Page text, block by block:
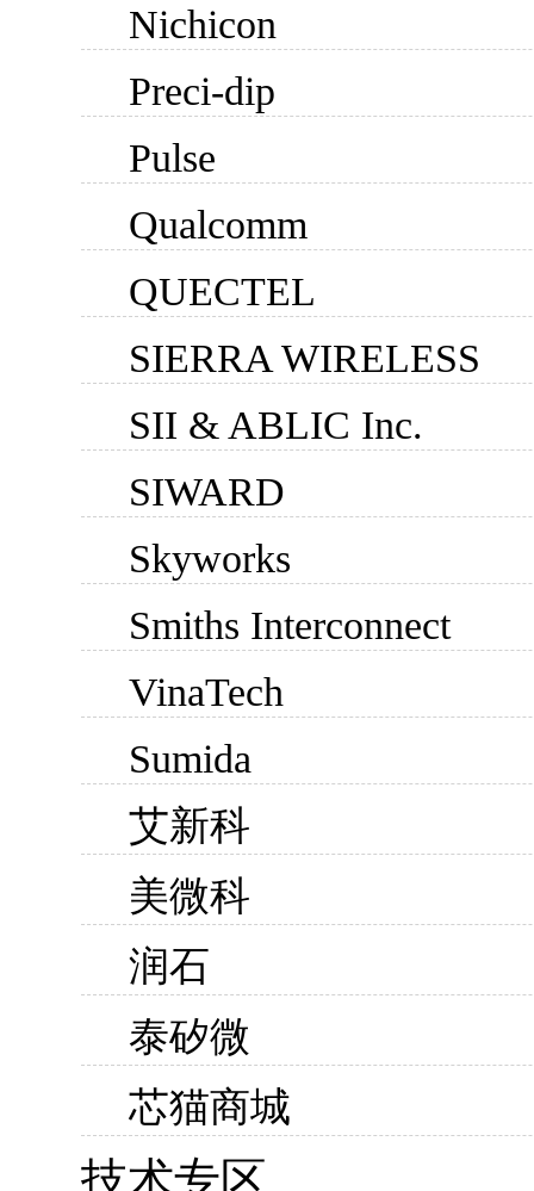
Nichicon
Preci-dip
Pulse
Qualcomm
QUECTEL
SIERRA WIRELESS
SII & ABLIC Inc.
SIWARD
Skyworks
Smiths Interconnect
VinaTech
Sumida
艾新科
美微科
润石
泰矽微
芯猫商城
技术专区